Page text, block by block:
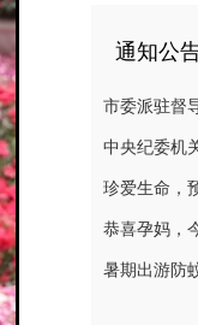
通知公
恭喜孕妈，
暑期出游防